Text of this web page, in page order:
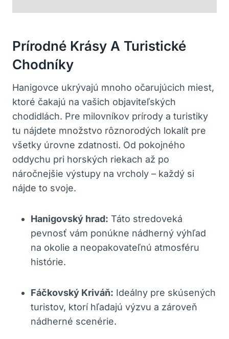
Prírodné Krásy A Turistické
Chodníky
Hanigovce ukrývajú mnoho očarujúcich miest,
ktoré čakajú na vašich objaviteľských
chodidlách. Pre milovníkov prírody a turistiky
tu nájdete množstvo rôznorodých lokalít pre
všetky úrovne zdatnosti. Od pokojného
oddychu pri horských riekach až po
náročnejšie výstupy na vrcholy – každý si
nájde to svoje.
Hanigovský hrad: Táto stredoveká
pevnosť vám ponúkne nádherný výhľad
na okolie a neopakovateľnú atmosféru
histórie.
Fáčkovský Kriváň: Ideálny pre skúsených
turistov, ktorí hľadajú výzvu a zároveň
nádherné scenérie.